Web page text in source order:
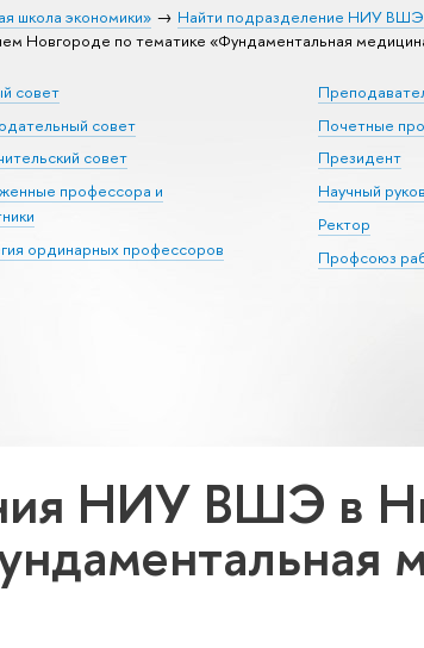
школа экономики» Найти подразделение НИУ
Новгороде по тематике «Фундаментальная
совет
совет
совет
профессора и
ординарных профессоров
Почетные
Президент
Научный
Ректор
Профсоюз
НИУ ВШЭ в